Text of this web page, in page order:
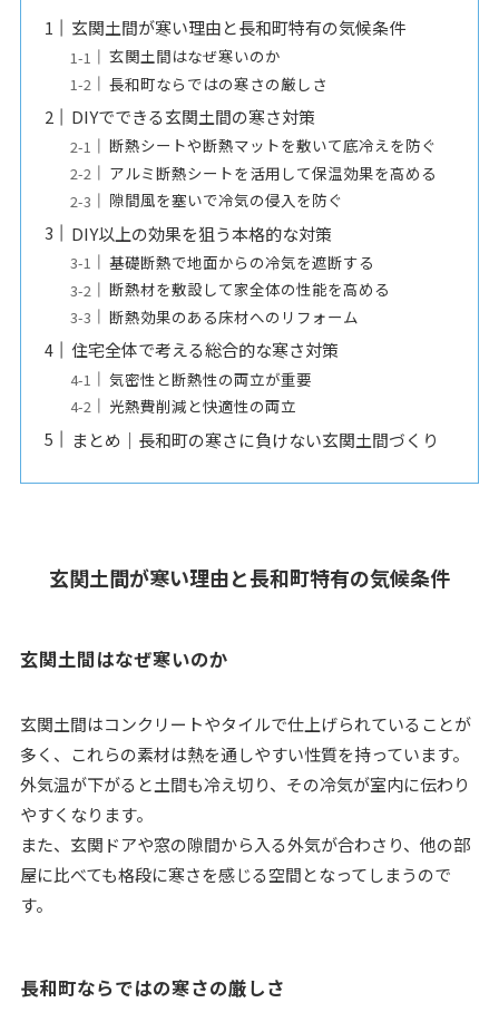
玄関土間が寒い理由と長和町特有の気候条件
玄関土間はなぜ寒いのか
長和町ならではの寒さの厳しさ
DIYでできる玄関土間の寒さ対策
断熱シートや断熱マットを敷いて底冷えを防ぐ
アルミ断熱シートを活用して保温効果を高める
隙間風を塞いで冷気の侵入を防ぐ
DIY以上の効果を狙う本格的な対策
基礎断熱で地面からの冷気を遮断する
断熱材を敷設して家全体の性能を高める
断熱効果のある床材へのリフォーム
住宅全体で考える総合的な寒さ対策
気密性と断熱性の両立が重要
光熱費削減と快適性の両立
まとめ｜長和町の寒さに負けない玄関土間づくり
玄関土間が寒い理由と長和町特有の気候条件
玄関土間はなぜ寒いのか
玄関土間はコンクリートやタイルで仕上げられていることが
多く、これらの素材は熱を通しやすい性質を持っています。
外気温が下がると土間も冷え切り、その冷気が室内に伝わり
やすくなります。
また、玄関ドアや窓の隙間から入る外気が合わさり、他の部
屋に比べても格段に寒さを感じる空間となってしまうので
す。
長和町ならではの寒さの厳しさ